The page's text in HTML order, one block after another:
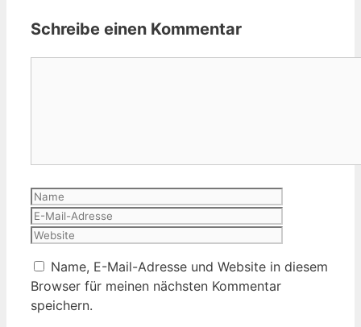
Schreibe einen Kommentar
Name
Name, E-Mail-Adresse und Website in diesem
Browser für meinen nächsten Kommentar
speichern.